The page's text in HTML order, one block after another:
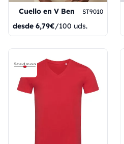
Cuello en V Ben ST9010
desde 6,79€/100 uds.